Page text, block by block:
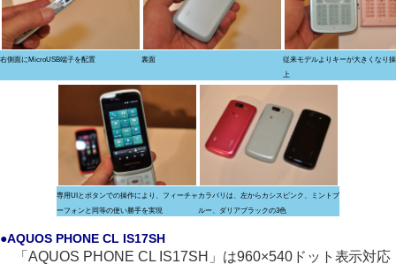
右側面にMicroUSB端子を配置 裏面
従来モデルよりキーが大きくなり
上
専用UIとボタンでの操作により、フィーチャ
ーフォンと同等の使い勝手を実現
カラバリは、左からカシスピンク、ミントブ
ルー、ダリアブラックの3色
●AQUOS PHONE CL IS17SH
「AQUOS PHONE CL IS17SH」は960×540ドット表示対応